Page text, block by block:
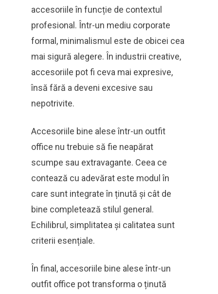
accesoriile în funcție de contextul
profesional. Într-un mediu corporate
formal, minimalismul este de obicei cea
mai sigură alegere. În industrii creative,
accesoriile pot fi ceva mai expresive,
însă fără a deveni excesive sau
nepotrivite.
Accesoriile bine alese într-un outfit
office nu trebuie să fie neapărat
scumpe sau extravagante. Ceea ce
contează cu adevărat este modul în
care sunt integrate în ținută și cât de
bine completează stilul general.
Echilibrul, simplitatea și calitatea sunt
criterii esențiale.
În final, accesoriile bine alese într-un
outfit office pot transforma o ținută